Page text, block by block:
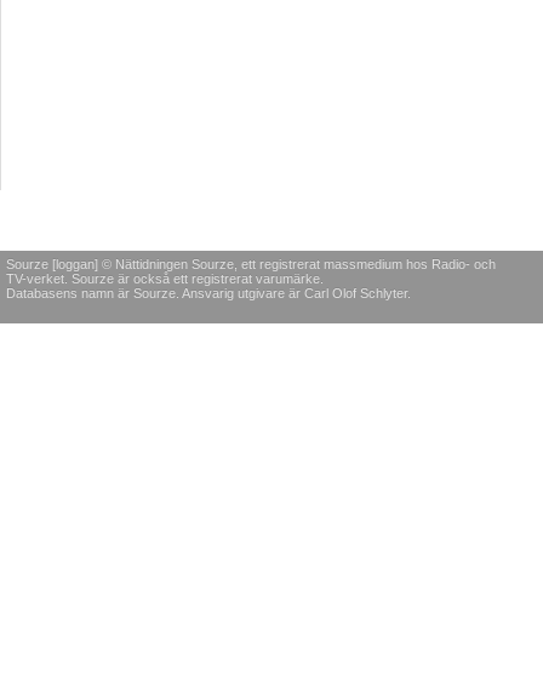
Sourze [loggan] © Nättidningen Sourze, ett registrerat massmedium hos Radio- och
TV-verket. Sourze är också ett registrerat varumärke.
Databasens namn är Sourze. Ansvarig utgivare är Carl Olof Schlyter.